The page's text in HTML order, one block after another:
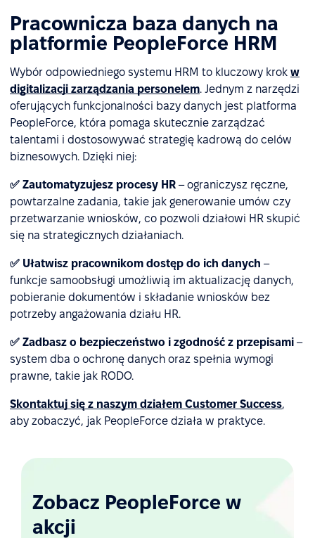
Pracownicza baza danych na
platformie PeopleForce HRM
Wybór odpowiedniego systemu HRM to kluczowy krok w
digitalizacji zarządzania personelem. Jednym z narzędzi
oferujących funkcjonalności bazy danych jest platforma
PeopleForce, która pomaga skutecznie zarządzać
talentami i dostosowywać strategię kadrową do celów
biznesowych. Dzięki niej:
✅ Zautomatyzujesz procesy HR – ograniczysz ręczne,
powtarzalne zadania, takie jak generowanie umów czy
przetwarzanie wniosków, co pozwoli działowi HR skupić
się na strategicznych działaniach.
✅ Ułatwisz pracownikom dostęp do ich danych –
funkcje samoobsługi umożliwią im aktualizację danych,
pobieranie dokumentów i składanie wniosków bez
potrzeby angażowania działu HR.
✅ Zadbasz o bezpieczeństwo i zgodność z przepisami –
system dba o ochronę danych oraz spełnia wymogi
prawne, takie jak RODO.
Skontaktuj się z naszym działem Customer Success,
aby zobaczyć, jak PeopleForce działa w praktyce.
Zobacz PeopleForce w
akcji